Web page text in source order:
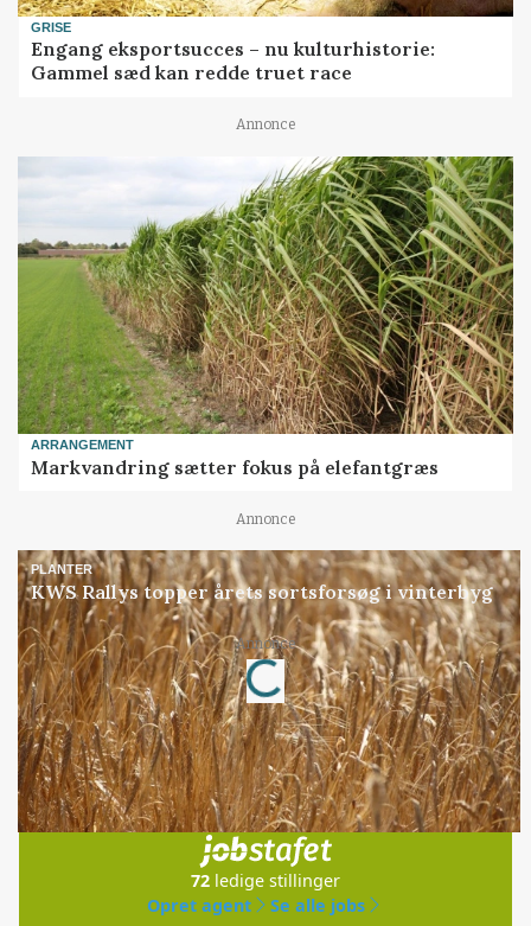
GRISE
Engang eksportsucces – nu kulturhistorie:
Gammel sæd kan redde truet race
Annonce
ARRANGEMENT
Markvandring sætter fokus på elefantgræs
Annonce
PLANTER
KWS Rallys topper årets sortsforsøg i vinterbyg
Annonce
Loading...
Jobs
i samarbejde med
72 ledige stillinger
Opret agent
Se alle jobs